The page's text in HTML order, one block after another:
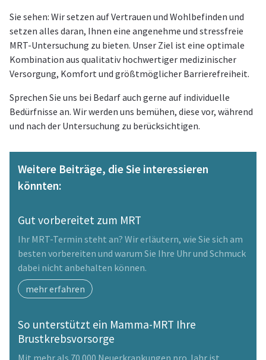
Sie sehen: Wir setzen auf Vertrauen und Wohlbefinden und
setzen alles daran, Ihnen eine angenehme und stressfreie
MRT-Untersuchung zu bieten. Unser Ziel ist eine optimale
Kombination aus qualitativ hochwertiger medizinischer
Versorgung, Komfort und größtmöglicher Barrierefreiheit.
Sprechen Sie uns bei Bedarf auch gerne auf individuelle
Bedürfnisse an. Wir werden uns bemühen, diese vor, während
und nach der Untersuchung zu berücksichtigen.
Weitere Beiträge, die Sie interessieren
könnten:
Gut vorbereitet zum MRT
Ihr MRT-Termin steht an? Wir erläutern, wie Sie sich am
besten vorbereiten und warum Sie Ihre Uhr und Schmuck
dabei nicht anbehalten können.
mehr erfahren
So unterstützt ein Mamma-MRT Ihre
Brustkrebsvorsorge
Mit mehr als 70.000 Neuerkrankungen pro Jahr ist